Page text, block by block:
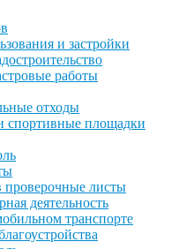
и застройки
работы
отходы
спортивные площадки
проверочные листы
деятельность
транспорте